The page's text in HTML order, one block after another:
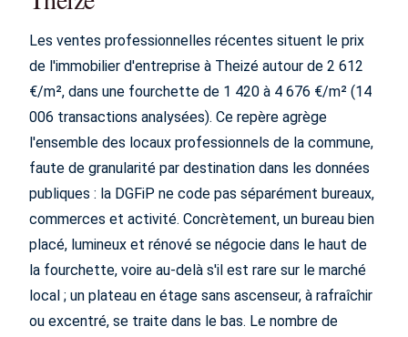
Les ventes professionnelles récentes situent le prix
de l'immobilier d'entreprise à Theizé autour de 2 612
€/m², dans une fourchette de 1 420 à 4 676 €/m² (14
006 transactions analysées). Ce repère agrège
l'ensemble des locaux professionnels de la commune,
faute de granularité par destination dans les données
publiques : la DGFiP ne code pas séparément bureaux,
commerces et activité. Concrètement, un bureau bien
placé, lumineux et rénové se négocie dans le haut de
la fourchette, voire au-delà s'il est rare sur le marché
local ; un plateau en étage sans ascenseur, à rafraîchir
ou excentré, se traite dans le bas. Le nombre de